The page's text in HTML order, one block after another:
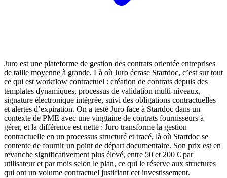
Juro est une plateforme de gestion des contrats orientée entreprises
de taille moyenne à grande. Là où Juro écrase Startdoc, c’est sur tout
ce qui est workflow contractuel : création de contrats depuis des
templates dynamiques, processus de validation multi-niveaux,
signature électronique intégrée, suivi des obligations contractuelles
et alertes d’expiration. On a testé Juro face à Startdoc dans un
contexte de PME avec une vingtaine de contrats fournisseurs à
gérer, et la différence est nette : Juro transforme la gestion
contractuelle en un processus structuré et tracé, là où Startdoc se
contente de fournir un point de départ documentaire. Son prix est en
revanche significativement plus élevé, entre 50 et 200 € par
utilisateur et par mois selon le plan, ce qui le réserve aux structures
qui ont un volume contractuel justifiant cet investissement.